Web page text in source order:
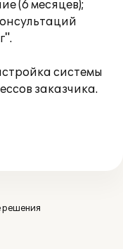
(6 месяцев);
системы
заказчика.
решения